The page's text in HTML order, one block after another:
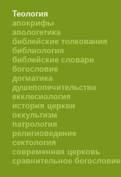
Теология
апокрифы
апологетика
библейские толкования
библиология
библейские словари
богословие
догматика
душепопечительство
екклесиология
история церкви
оккультизм
патрология
религиоведение
сектология
современная церковь
сравнительное богословие